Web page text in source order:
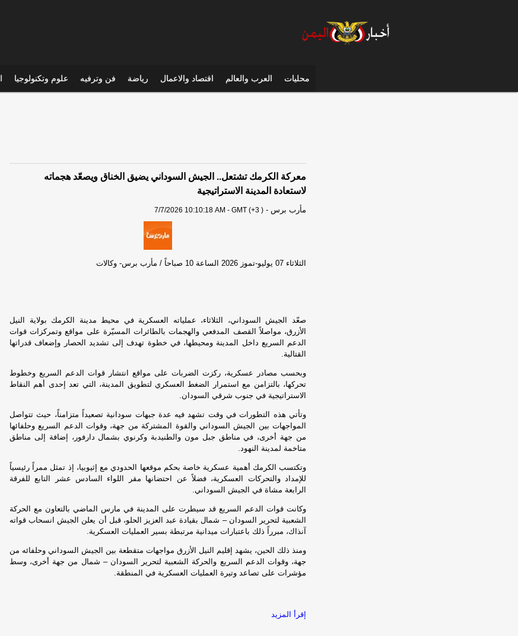
محليات العرب والعالم اقتصاد والاعمال رياضة فن وترفيه علوم وتكنولوجيا
معركة الكرمك تشتعل.. الجيش السوداني يضيق الخناق ويصعّد هجماته
لاستعادة المدينة الاستراتيجية
مأرب برس -
7/7/2026 10:10:18 AM - GMT (+3 )
الثلاثاء 07 يوليو-تموز 2026 الساعة 10 صباحاً / مأرب برس- وكالات
صعّد الجيش السوداني، الثلاثاء، عملياته العسكرية في محيط مدينة الكرمك بولاية النيل
الأزرق، مواصلاً القصف المدفعي والهجمات بالطائرات المسيّرة على مواقع وتمركزات قوات
الدعم السريع داخل المدينة ومحيطها، في خطوة تهدف إلى تشديد الحصار وإضعاف قدراتها
القتالية.
وبحسب مصادر عسكرية، ركزت الضربات على مواقع انتشار قوات الدعم السريع وخطوط
تحركها، بالتزامن مع استمرار الضغط العسكري لتطويق المدينة، التي تعد إحدى أهم النقاط
الاستراتيجية في جنوب شرقي السودان.
وتأتي هذه التطورات في وقت تشهد فيه عدة جبهات سودانية تصعيداً متزامناً، حيث تتواصل
المواجهات بين الجيش السوداني والقوة المشتركة من جهة، وقوات الدعم السريع وحلفائها
من جهة أخرى، في مناطق جبل مون والطنيدبة وكرنوي بشمال دارفور، إضافة إلى مناطق
متاخمة لمدينة النهود.
وتكتسب الكرمك أهمية عسكرية خاصة بحكم موقعها الحدودي مع إثيوبيا، إذ تمثل ممراً رئيسياً
للإمداد والتحركات العسكرية، فضلاً عن احتضانها مقر اللواء السادس عشر التابع للفرقة
الرابعة مشاة في الجيش السوداني.
وكانت قوات الدعم السريع قد سيطرت على المدينة في مارس الماضي بالتعاون مع الحركة
الشعبية لتحرير السودان – شمال بقيادة عبد العزيز الحلو، قبل أن يعلن الجيش انسحاب قواته
آنذاك، مبرراً ذلك باعتبارات ميدانية مرتبطة بسير العمليات العسكرية.
ومنذ ذلك الحين، يشهد إقليم النيل الأزرق مواجهات متقطعة بين الجيش السوداني وحلفائه من
جهة، وقوات الدعم السريع والحركة الشعبية لتحرير السودان – شمال من جهة أخرى، وسط
مؤشرات على تصاعد وتيرة العمليات العسكرية في المنطقة.
إقرأ المزيد